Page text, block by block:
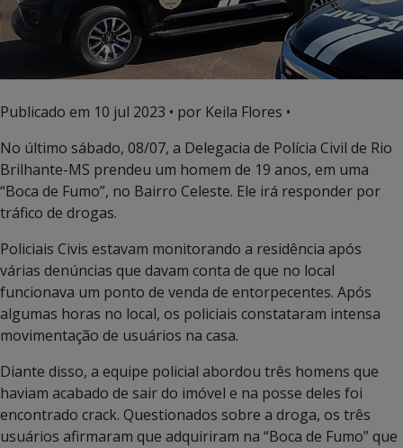
Publicado em 10 jul 2023 • por Keila Flores •
No último sábado, 08/07, a Delegacia de Polícia Civil de Rio
Brilhante-MS prendeu um homem de 19 anos, em uma
“Boca de Fumo”, no Bairro Celeste. Ele irá responder por
tráfico de drogas.
Policiais Civis estavam monitorando a residência após
várias denúncias que davam conta de que no local
funcionava um ponto de venda de entorpecentes. Após
algumas horas no local, os policiais constataram intensa
movimentação de usuários na casa.
Diante disso, a equipe policial abordou três homens que
haviam acabado de sair do imóvel e na posse deles foi
encontrado crack. Questionados sobre a droga, os três
usuários afirmaram que adquiriram na “Boca de Fumo” que